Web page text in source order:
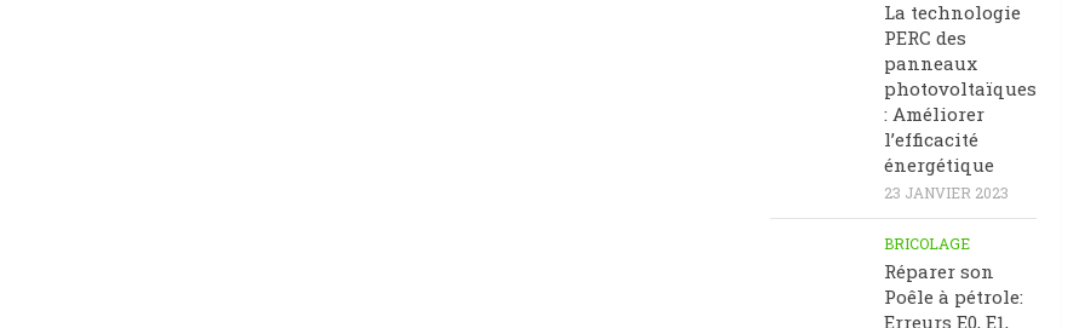
La technologie
PERC des
panneaux
photovoltaïques
: Améliorer
l’efficacité
énergétique
23 JANVIER 2023
BRICOLAGE
Réparer son
Poêle à pétrole:
Erreurs E0, E1,